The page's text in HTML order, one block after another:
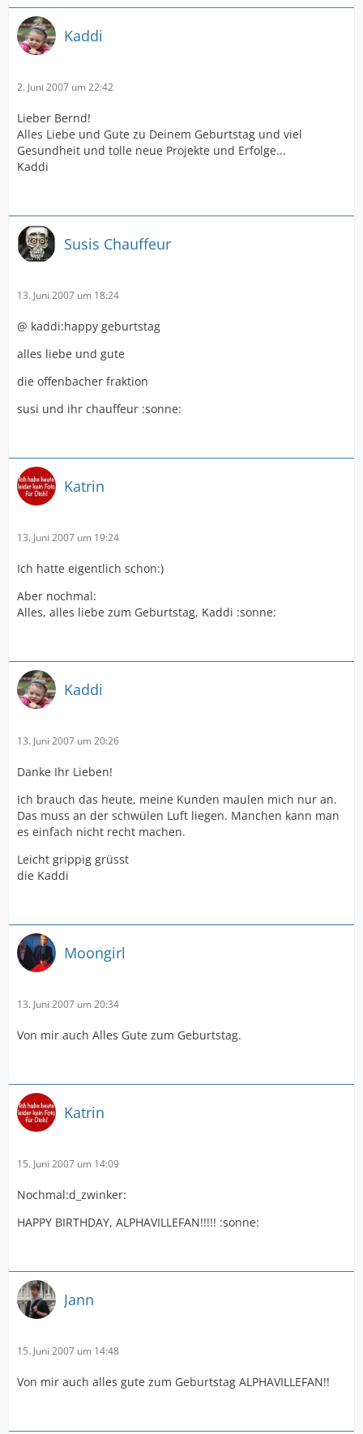
Kaddi
2. Juni 2007 um 22:42
Lieber Bernd!
Alles Liebe und Gute zu Deinem Geburtstag und viel
Gesundheit und tolle neue Projekte und Erfolge...
Kaddi
Susis Chauffeur
13. Juni 2007 um 18:24
@ kaddi:happy geburtstag
alles liebe und gute
die offenbacher fraktion
susi und ihr chauffeur :sonne:
Katrin
13. Juni 2007 um 19:24
Ich hatte eigentlich schon:)
Aber nochmal:
Alles, alles liebe zum Geburtstag, Kaddi :sonne:
Kaddi
13. Juni 2007 um 20:26
Danke Ihr Lieben!
Ich brauch das heute, meine Kunden maulen mich nur an.
Das muss an der schwülen Luft liegen. Manchen kann man
es einfach nicht recht machen.
Leicht grippig grüsst
die Kaddi
Moongirl
13. Juni 2007 um 20:34
Von mir auch Alles Gute zum Geburtstag.
Katrin
15. Juni 2007 um 14:09
Nochmal:d_zwinker:
HAPPY BIRTHDAY, ALPHAVILLEFAN!!!!! :sonne:
Jann
15. Juni 2007 um 14:48
Von mir auch alles gute zum Geburtstag ALPHAVILLEFAN!!